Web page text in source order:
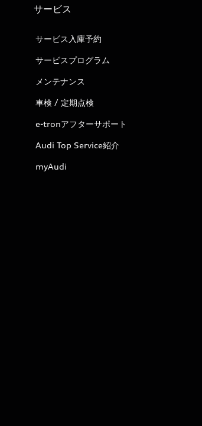
サービス
サービス入庫予約
サービスプログラム
メンテナンス
車検 / 定期点検
e-tronアフターサポート
Audi Top Service紹介
myAudi